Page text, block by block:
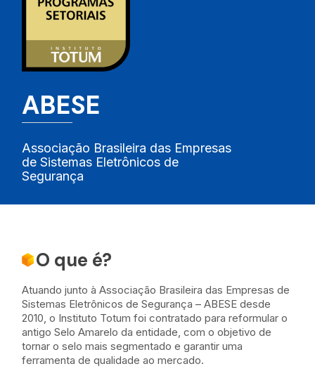
ABESE
Associação Brasileira das Empresas
de Sistemas Eletrônicos de
Segurança
O que é?
Atuando junto à Associação Brasileira das Empresas de
Sistemas Eletrônicos de Segurança – ABESE desde
2010, o Instituto Totum foi contratado para reformular o
antigo Selo Amarelo da entidade, com o objetivo de
tornar o selo mais segmentado e garantir uma
ferramenta de qualidade ao mercado.